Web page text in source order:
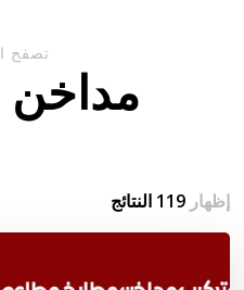
تصفح
إظهار119 النتائج